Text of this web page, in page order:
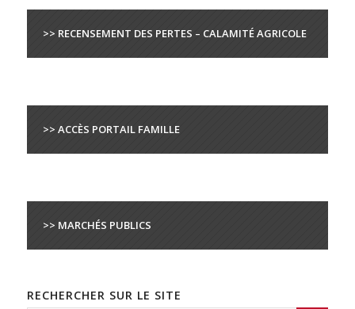
>> RECENSEMENT DES PERTES – CALAMITÉ AGRICOLE
>> ACCÈS PORTAIL FAMILLE
>> MARCHÉS PUBLICS
RECHERCHER SUR LE SITE